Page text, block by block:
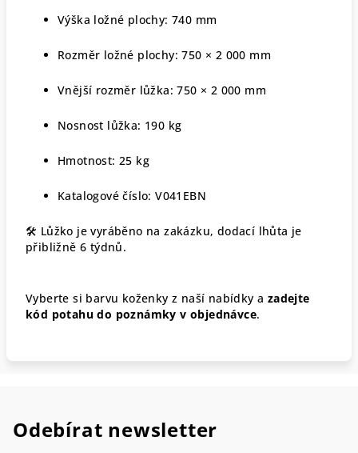
Výška ložné plochy: 740 mm
Rozměr ložné plochy: 750 × 2 000 mm
Vnější rozměr lůžka: 750 × 2 000 mm
Nosnost lůžka: 190 kg
Hmotnost: 25 kg
Katalogové číslo: V041EBN
🛠 Lůžko je vyráběno na zakázku, dodací lhůta je
přibližně 6 týdnů.
Vyberte si barvu koženky z naší nabídky a zadejte
kód potahu do poznámky v objednávce.
Odebírat newsletter